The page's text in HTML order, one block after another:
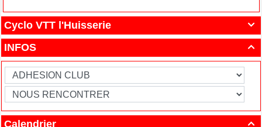

Cyclo VTT l'Huisserie

INFOS

Calendrier